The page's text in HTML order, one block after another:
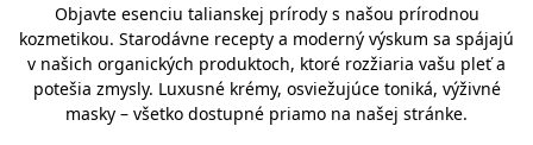
Objavte esenciu talianskej prírody s našou prírodnou
kozmetikou. Starodávne recepty a moderný výskum sa spájajú
v našich organických produktoch, ktoré rozžiaria vašu pleť a
potešia zmysly. Luxusné krémy, osviežujúce toniká, výživné
masky – všetko dostupné priamo na našej stránke.